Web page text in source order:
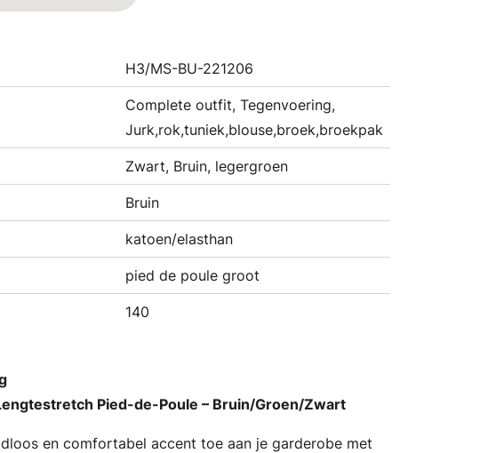
H3/MS-BU-221206
Complete outfit, Tegenvoering,
Jurk,rok,tuniek,blouse,broek,broekpak
Zwart, Bruin, legergroen
Bruin
katoen/elasthan
pied de poule groot
140
Pied-de-Poule – Bruin/Groen/Zwart
en comfortabel accent toe aan je garderobe met